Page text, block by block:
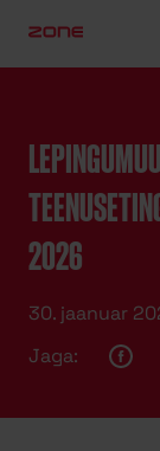
2026
30. jaanuar
Jaga: